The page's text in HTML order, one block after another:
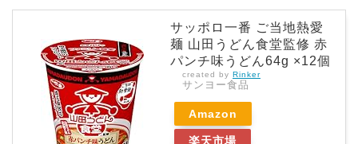
サッポロ一番 ご当地熱愛
麺 山田うどん食堂監修 赤
パンチ味うどん64g ×12個
created by Rinker
サンヨー食品
Amazon
楽天市場